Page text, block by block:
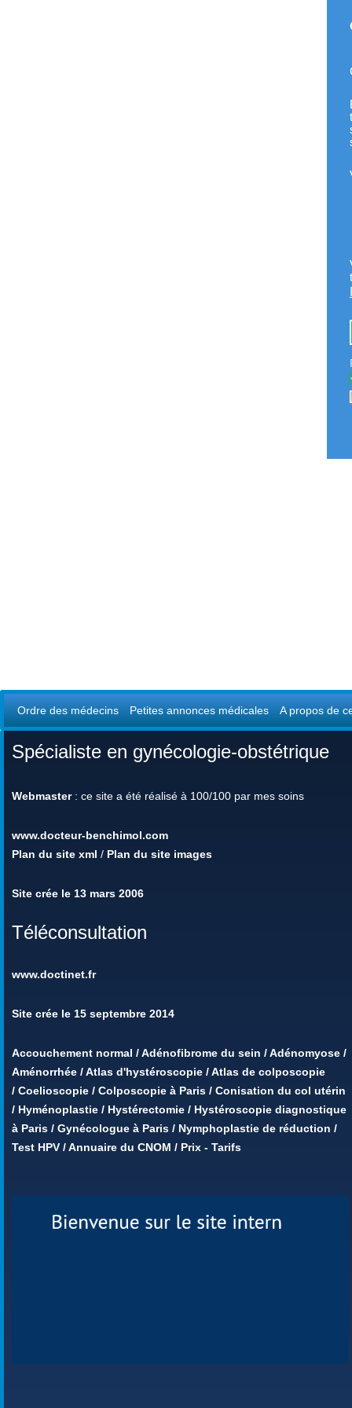
Ordre des médecins Petites annonces médicales A propos de
Spécialiste en gynécologie-obstétrique
Webmaster: ce site a été réalisé à 100/100 par mes soins
www.docteur-benchimol.com
Plan du site xml / Plan du site images
Site crée le 13 mars 2006
Téléconsultation
www.doctinet.fr
Site crée le 15 septembre 2014
Accouchement normal /Adénofibrome du sein /Adénomyose /
Aménorrhée /Atlas d'hystéroscopie /Atlas de colposcopie
/ Coelioscopie / Colposcopie à Paris / Conisation du col utérin
/ Hyménoplastie / Hystérectomie / Hystéroscopie diagnostique
à Paris / Gynécologue à Paris / Nymphoplastie de réduction /
Test HPV /Annuaire du CNOM / Prix - Tarifs